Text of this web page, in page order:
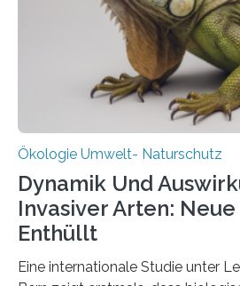
über Deutschlands Moorböden.
in den vergangenen fünf Jahren
Wissenschaftlerinnen und
Thünen-Instituts für
Ökologie Umwelt- Naturschutz
Dynamik Und
Invasiver Arten:
Enthüllt
Eine internationale Studie unter